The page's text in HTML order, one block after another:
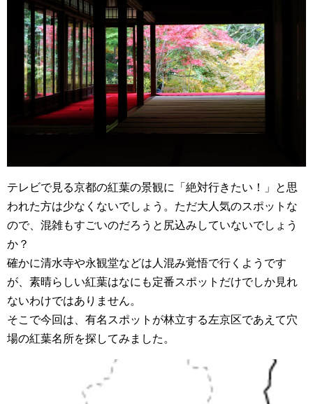
テレビで見る京都の紅葉の景観に「絶対行きたい！」と思
われた方は少なくないでしょう。ただ大人気のスポットな
ので、混雑もすごいのだろうと尻込みしていないでしょう
か？
確かに清水寺や永観堂などは人混み覚悟で行くようです
が、素晴らしい紅葉はなにも定番スポットだけでしか見れ
ないわけではありません。
そこで今回は、有名スポットが林立する左京区であえて穴
場の紅葉名所を探してみました。